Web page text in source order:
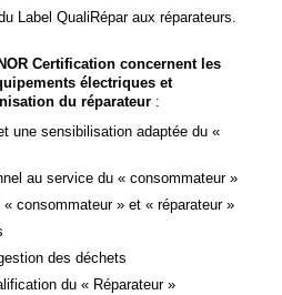
Label QualiRépar aux réparateurs.
Certification concernent les
électriques et
du réparateur :
une sensibilisation adaptée du «
au service du « consommateur »
consommateur » et « réparateur »
des déchets
du « Réparateur »